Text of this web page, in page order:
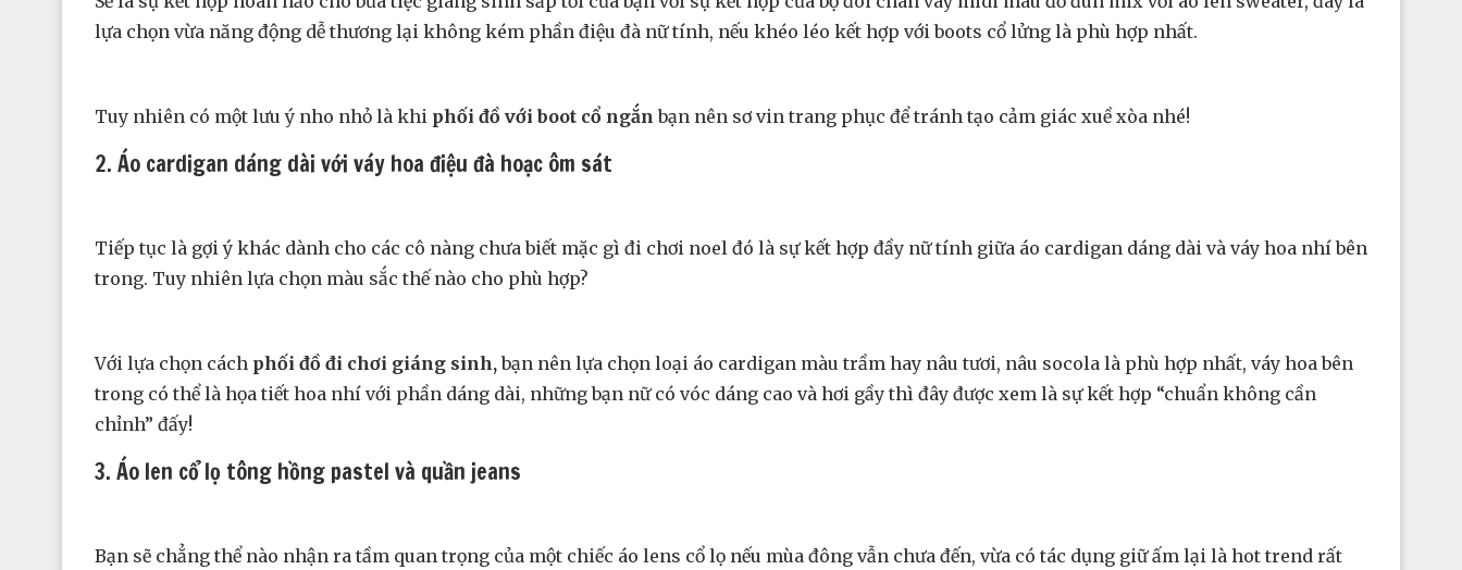
lựa chọn vừa năng động dễ thương lại không kém phần điệu đà nữ tính, nếu khéo léo kết hợp với boots cổ lửng là phù hợp nhất.
Tuy nhiên có một lưu ý nho nhỏ là khi phối đồ với boot cổ ngắn bạn nên sơ vin trang phục để tránh tạo cảm giác xuề xòa nhé!
2. Áo cardigan dáng dài với váy hoa điệu đà hoặc ôm sát
Tiếp tục là gợi ý khác dành cho các cô nàng chưa biết mặc gì đi chơi noel đó là sự kết hợp đầy nữ tính giữa áo cardigan dáng dài và váy hoa nhí bên
trong. Tuy nhiên lựa chọn màu sắc thế nào cho phù hợp?
Với lựa chọn cách phối đồ đi chơi giáng sinh,bạn nên lựa chọn loại áo cardigan màu trầm hay nâu tươi, nâu socola là phù hợp nhất, váy hoa bên
trong có thể là họa tiết hoa nhí với phần dáng dài, những bạn nữ có vóc dáng cao và hơi gầy thì đây được xem là sự kết hợp “chuẩn không cần
chỉnh” đấy!
3. Áo len cổ lọ tông hồng pastel và quần jeans
Bạn sẽ chẳng thể nào nhận ra tầm quan trọng của một chiếc áo lens cổ lọ nếu mùa đông vẫn chưa đến, vừa có tác dụng giữ ấm lại là hot trend rất